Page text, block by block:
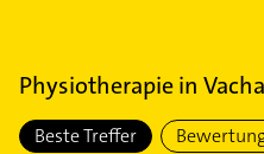
Physiotherapiein Vacha
Beste Treffer